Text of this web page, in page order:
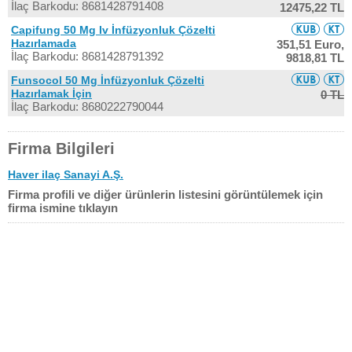
İlaç Barkodu: 8681428791408
12475,22 TL
Capifung 50 Mg Iv İnfüzyonluk Çözelti
Hazırlamada
İlaç Barkodu: 8681428791392
351,51 Euro,
9818,81 TL
Funsocol 50 Mg İnfüzyonluk Çözelti
Hazırlamak İçin
İlaç Barkodu: 8680222790044
0 TL
Firma Bilgileri
Haver ilaç Sanayi A.Ş.
Firma profili ve diğer ürünlerin listesini görüntülemek için
firma ismine tıklayın